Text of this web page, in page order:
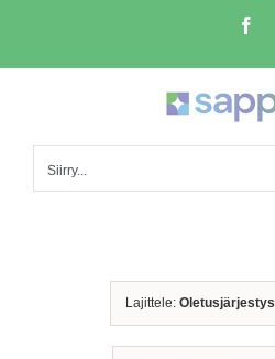
content
Siirry...
Lajittele: Oletusjärjestys